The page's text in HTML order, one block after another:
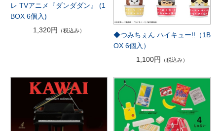
レ TVアニメ『ダンダダン』 (1
BOX 6個入)
1,320円
（税込み）
◆つみちぇん ハイキュー!!（1B
OX 6個入）
1,100円
（税込み）